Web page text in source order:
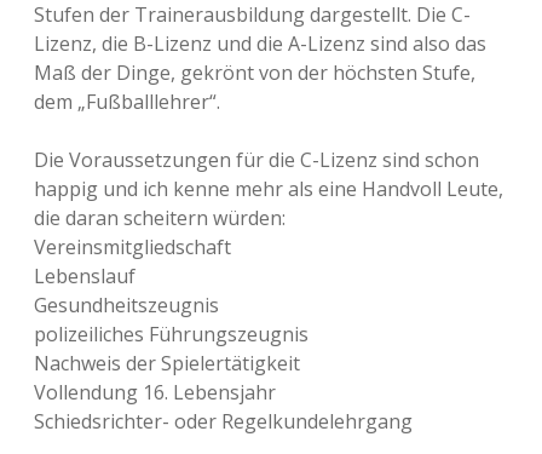
Stufen der Trainerausbildung dargestellt. Die C-
Lizenz, die B-Lizenz und die A-Lizenz sind also das
Maß der Dinge, gekrönt von der höchsten Stufe,
dem „Fußballlehrer“.
Die Voraussetzungen für die C-Lizenz sind schon
happig und ich kenne mehr als eine Handvoll Leute,
die daran scheitern würden:
Vereinsmitgliedschaft
Lebenslauf
Gesundheitszeugnis
polizeiliches Führungszeugnis
Nachweis der Spielertätigkeit
Vollendung 16. Lebensjahr
Schiedsrichter- oder Regelkundelehrgang